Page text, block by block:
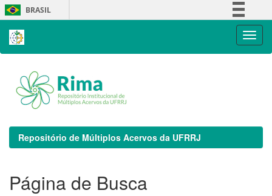
Skip
navigation
BRASIL
Repositório de Múltiplos Acervos da UFRRJ
Página de Busca